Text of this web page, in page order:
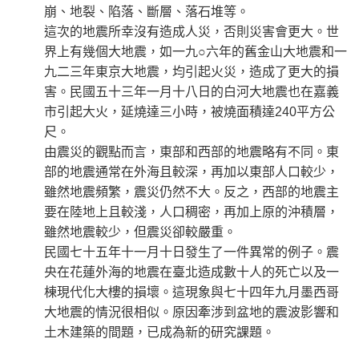
崩、地裂、陷落、斷層、落石堆等。
這次的地震所幸沒有造成人災，否則災害會更大。世
界上有幾個大地震，如一九○六年的舊金山大地震和一
九二三年東京大地震，均引起火災，造成了更大的損
害。民國五十三年一月十八日的白河大地震也在嘉義
市引起大火，延燒達三小時，被燒面積達240平方公
尺。
由震災的觀點而言，東部和西部的地震略有不同。東
部的地震通常在外海且較深，再加以東部人口較少，
雖然地震頻繁，震災仍然不大。反之，西部的地震主
要在陸地上且較淺，人口稠密，再加上原的沖積層，
雖然地震較少，但震災卻較嚴重。
民國七十五年十一月十日發生了一件異常的例子。震
央在花蓮外海的地震在臺北造成數十人的死亡以及一
棟現代化大樓的損壞。這現象與七十四年九月墨西哥
大地震的情況很相似。原因牽涉到盆地的震波影響和
土木建築的間題，已成為新的研究課題。